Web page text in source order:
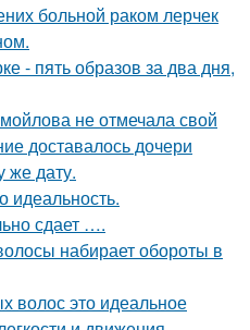
больной раком лерчек
- пять образов за два дня,
не отмечала свой
доставалось дочери
же дату.
идеальность.
сдает ….
набирает обороты в
волос это идеальное